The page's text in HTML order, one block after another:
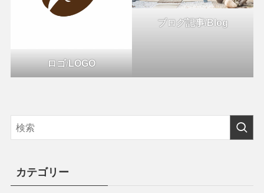
ロゴ/LOGO
ブログ記事/Blog
カテゴリー